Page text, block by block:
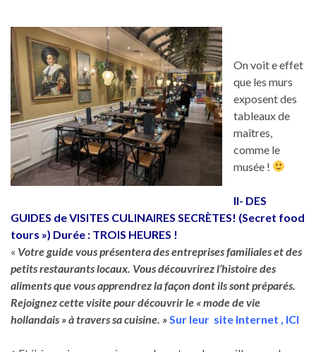
On voit e effet
que les murs
exposent des
tableaux de
maîtres,
comme le
musée !
II- DES
GUIDES de VISITES CULINAIRES SECRÈTES! (Secret food
tours ») Durée : TROIS HEURES !
« Votre guide vous présentera des entreprises familiales et des
petits restaurants locaux. Vous découvrirez l’histoire des
aliments que vous apprendrez la façon dont ils sont préparés.
Rejoignez cette visite pour découvrir le « mode de vie
hollandais » à travers sa cuisine. » Sur leur site Internet , ICI